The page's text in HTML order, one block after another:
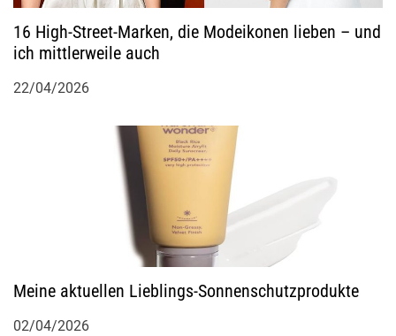
16 High-Street-Marken, die Modeikonen lieben – und
ich mittlerweile auch
22/04/2026
Meine aktuellen Lieblings-Sonnenschutzprodukte
02/04/2026